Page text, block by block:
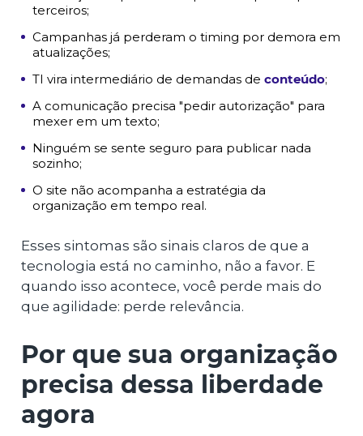
terceiros;
Campanhas já perderam o timing por demora em
atualizações;
TI vira intermediário de demandas de conteúdo;
A comunicação precisa "pedir autorização" para
mexer em um texto;
Ninguém se sente seguro para publicar nada
sozinho;
O site não acompanha a estratégia da
organização em tempo real.
Esses sintomas são sinais claros de que a
tecnologia está no caminho, não a favor. E
quando isso acontece, você perde mais do
que agilidade: perde relevância.
Por que sua organização
precisa dessa liberdade
agora